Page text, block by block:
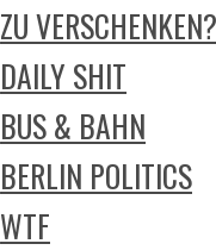
ZU
DAILY SHIT
BUS & BAHN
BERLIN POLITICS
WTF